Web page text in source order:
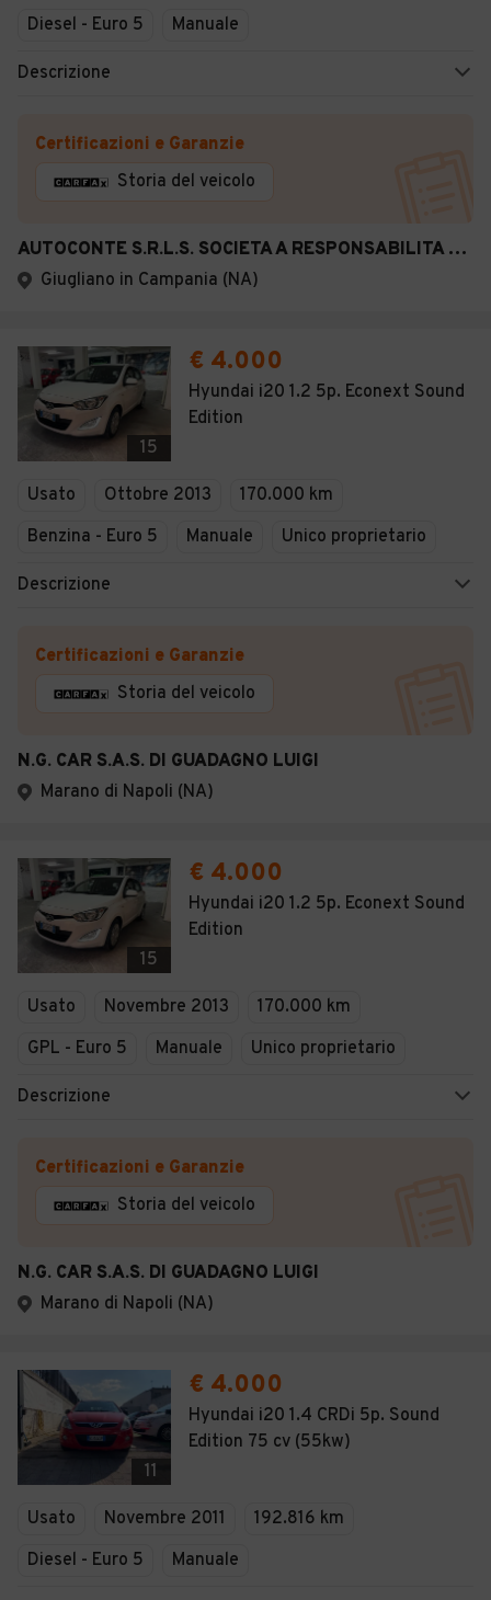
Diesel - Euro 5
Manuale
Descrizione
Certificazioni e Garanzie
Storia del veicolo
AUTOCONTE S.R.L.S. SOCIETA A RESPONSABILITA LIMITATA SEMPLIFICATA
Giugliano in Campania (NA)
15
€ 4.000
Hyundai i20 1.2 5p. Econext Sound
Edition
Usato Ottobre 2013
170.000 km
Benzina - Euro 5
Manuale Unico proprietario
Descrizione
Certificazioni e Garanzie
Storia del veicolo
N.G. CAR S.A.S. DI GUADAGNO LUIGI
Marano di Napoli (NA)
15
€ 4.000
Hyundai i20 1.2 5p. Econext Sound
Edition
Usato Novembre 2013
170.000 km
GPL - Euro 5
Manuale Unico proprietario
Descrizione
Certificazioni e Garanzie
Storia del veicolo
N.G. CAR S.A.S. DI GUADAGNO LUIGI
Marano di Napoli (NA)
11
€ 4.000
Hyundai i20 1.4 CRDi 5p. Sound
Edition 75 cv (55kw)
Usato Novembre 2011
192.816 km
Diesel - Euro 5
Manuale